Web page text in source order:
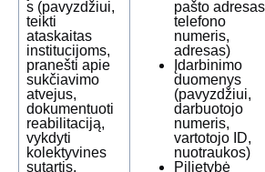
s (pavyzdžiui,
teikti
ataskaitas
institucijoms,
pranešti apie
sukčiavimo
atvejus,
dokumentuoti
reabilitaciją,
vykdyti
kolektyvines
sutartis,
pašto
telefono
numeris,
adresas)
Įdarbinimo
duomenys
(pavyzdžiui,
darbuotojo
numeris,
vartotojo ID,
nuotraukos)
Pilietybė